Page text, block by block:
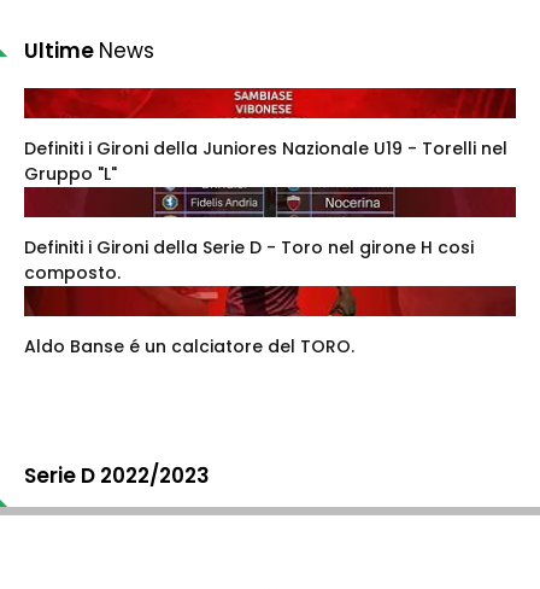
Ultime News
Definiti i Gironi della Juniores Nazionale U19 - Torelli nel
Gruppo "L"
Definiti i Gironi della Serie D - Toro nel girone H cosi
composto.
Aldo Banse é un calciatore del TORO.
Serie D 2022/2023